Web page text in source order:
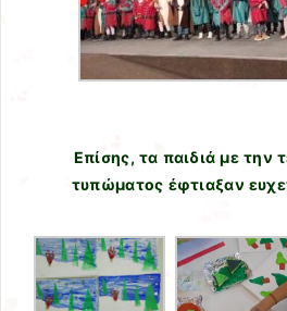
Επίσης, τα παιδιά με την
τυπώματος έφτιαξαν